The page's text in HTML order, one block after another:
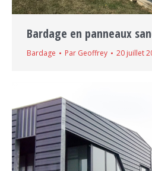
Bardage en panneaux
Bardage Par Geoffrey 20 juillet